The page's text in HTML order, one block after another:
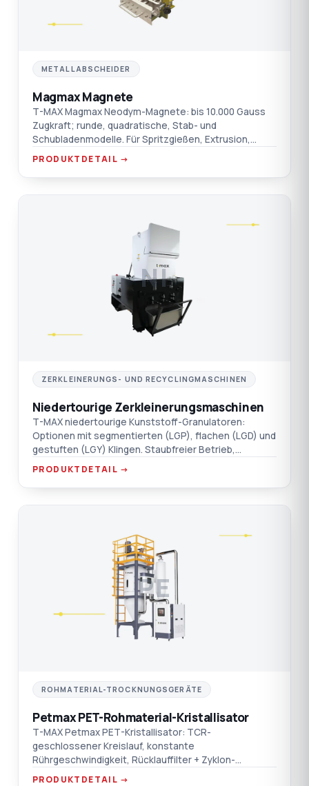
METALLABSCHEIDER
Magmax Magnete
T-MAX Magmax Neodym-Magnete: bis 10.000 Gauss
Zugkraft; runde, quadratische, Stab- und
Schubladenmodelle. Für Spritzgießen, Extrusion,
Blasformen und Folie.
PRODUKTDETAIL →
NI
ZERKLEINERUNGS- UND RECYCLINGMASCHINEN
Niedertourige Zerkleinerungsmaschinen
T-MAX niedertourige Kunststoff-Granulatoren:
Optionen mit segmentierten (LGP), flachen (LGD) und
gestuften (LGY) Klingen. Staubfreier Betrieb,
schalldämmender Doppelwandtrichter.
PRODUKTDETAIL →
PE
ROHMATERIAL-TROCKNUNGSGERÄTE
Petmax PET-Rohmaterial-Kristallisator
T-MAX Petmax PET-Kristallisator: TCR-
geschlossener Kreislauf, konstante
Rührgeschwindigkeit, Rücklauffilter + Zyklon-
Staubsammler, doppelter Übertemperaturschutz.
PRODUKTDETAIL →